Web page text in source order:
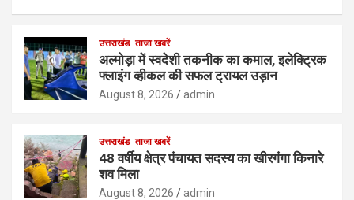
उत्तराखंड ताजा खबरें
अल्मोड़ा में स्वदेशी तकनीक का कमाल, इलेक्ट्रिक
फ्लाइंग व्हीकल की सफल ट्रायल उड़ान
August 8, 2026 admin
उत्तराखंड ताजा खबरें
48 वर्षीय क्षेत्र पंचायत सदस्य का खीरगंगा किनारे
शव मिला
August 8, 2026 admin